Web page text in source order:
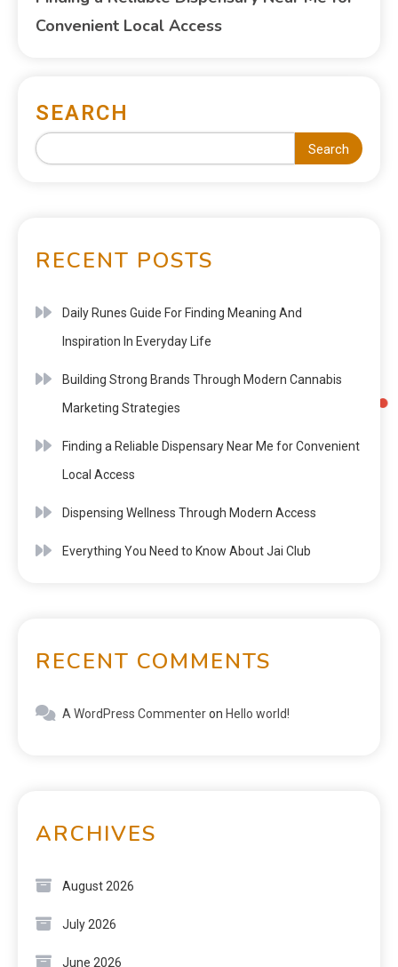
Convenient Local Access
SEARCH
Search
RECENT POSTS
Daily Runes Guide For Finding Meaning And
Inspiration In Everyday Life
Building Strong Brands Through Modern Cannabis
Marketing Strategies
Finding a Reliable Dispensary Near Me for Convenient
Local Access
Dispensing Wellness Through Modern Access
Everything You Need to Know About Jai Club
RECENT COMMENTS
A WordPress Commenteron Hello world!
ARCHIVES
August 2026
July 2026
June 2026